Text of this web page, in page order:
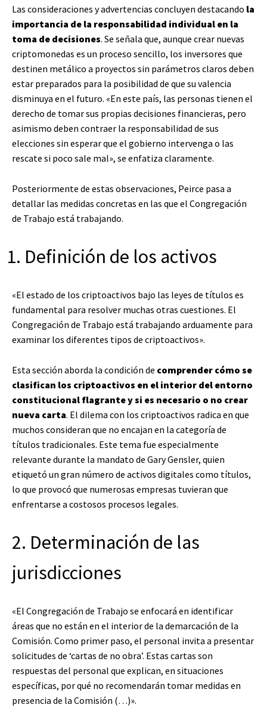
Las consideraciones y advertencias concluyen destacando la
importancia de la responsabilidad individual en la
toma de decisiones. Se señala que, aunque crear nuevas
criptomonedas es un proceso sencillo, los inversores que
destinen metálico a proyectos sin parámetros claros deben
estar preparados para la posibilidad de que su valencia
disminuya en el futuro. «En este país, las personas tienen el
derecho de tomar sus propias decisiones financieras, pero
asimismo deben contraer la responsabilidad de sus
elecciones sin esperar que el gobierno intervenga o las
rescate si poco sale mal», se enfatiza claramente.
Posteriormente de estas observaciones, Peirce pasa a
detallar las medidas concretas en las que el Congregación
de Trabajo está trabajando.
Definición de los activos
«El estado de los criptoactivos bajo las leyes de títulos es
fundamental para resolver muchas otras cuestiones. El
Congregación de Trabajo está trabajando arduamente para
examinar los diferentes tipos de criptoactivos».
Esta sección aborda la condición de comprender cómo se
clasifican los criptoactivos en el interior del entorno
constitucional flagrante y si es necesario o no crear
nueva carta. El dilema con los criptoactivos radica en que
muchos consideran que no encajan en la categoría de
títulos tradicionales. Este tema fue especialmente
relevante durante la mandato de Gary Gensler, quien
etiquetó un gran número de activos digitales como títulos,
lo que provocó que numerosas empresas tuvieran que
enfrentarse a costosos procesos legales.
2. Determinación de las
jurisdicciones
«El Congregación de Trabajo se enfocará en identificar
áreas que no están en el interior de la demarcación de la
Comisión. Como primer paso, el personal invita a presentar
solicitudes de ‘cartas de no obra’. Estas cartas son
respuestas del personal que explican, en situaciones
específicas, por qué no recomendarán tomar medidas en
presencia de la Comisión (…)».